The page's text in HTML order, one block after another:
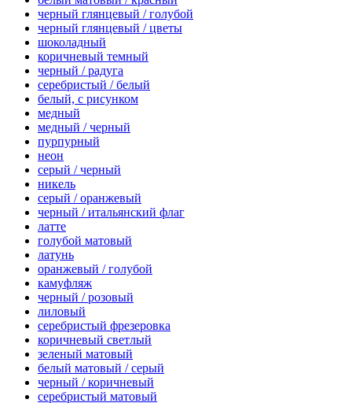
черный глянцевый / голубой
черный глянцевый / цветы
шоколадный
коричневый темный
черный / радуга
серебристый / белый
белый, с рисунком
медный
медный / черный
пурпурный
неон
серый / черный
никель
серый / оранжевый
черный / итальянский флаг
латте
голубой матовый
латунь
оранжевый / голубой
камуфляж
черный / розовый
лиловый
серебристый фрезеровка
коричневый светлый
зеленый матовый
белый матовый / серый
черный / коричневый
серебристый матовый